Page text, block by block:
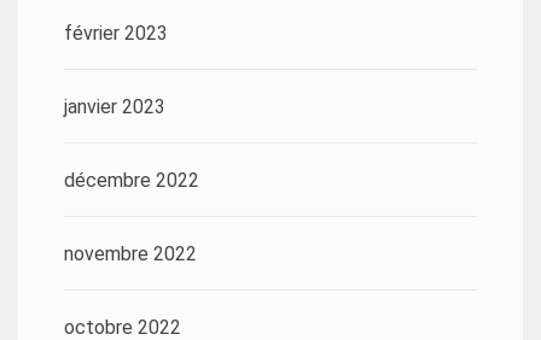
février 2023
janvier 2023
décembre 2022
novembre 2022
octobre 2022